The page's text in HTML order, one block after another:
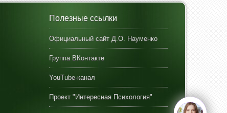
Полезные ссылки
Официальный сайт Д.О. Науменко
Группа ВКонтакте
YouTube-канал
Проект "Интересная Психология"